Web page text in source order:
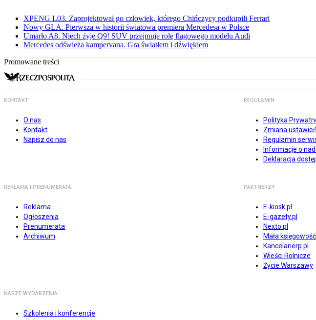
XPENG L03. Zaprojektował go człowiek, którego Chińczycy podkupili Ferrari
Nowy GLA. Pierwsza w historii światowa premiera Mercedesa w Polsce
Umarło A8. Niech żyje Q9! SUV przejmuje rolę flagowego modelu Audi
Mercedes odświeża kampervana. Gra światłem i dźwiękiem
Promowane treści
KONTAKT
O nas
Kontakt
Napisz do nas
REGULAMIN
Polityka
Zmiana
Regulamin
Informacje o
Deklaracja
REKLAMA I PRENUMERATA
Reklama
Ogłoszenia
Prenumerata
Archiwum
PARTNERZY
E-kiosk.pl
E-gazety.pl
Nexto.pl
Mała księgowość
Kancelarierp.pl
Wieści Rolnicze
Życie Warszawy
NASZE WYDARZENIA
Szkolenia i konferencje